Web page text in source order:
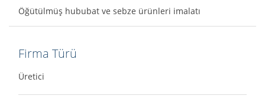
Öğütülmüş hububat ve sebze ürünleri imalatı
Firma Türü
Üretici